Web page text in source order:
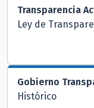
Transparencia
Ley de
Gobierno
Histórico